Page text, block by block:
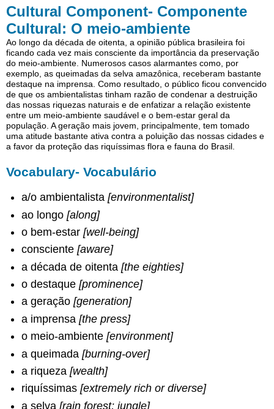
Component-
Componente
Cultural:
O
meio-
ambiente
Vocabulary-
Vocabulário
Cultural Component- Componente
Cultural: O meio-ambiente
Ao longo da década de oitenta, a opinião pública brasileira foi
ficando cada vez mais consciente da importância da preservação
do meio-ambiente. Numerosos casos alarmantes como, por
exemplo, as queimadas da selva amazônica, receberam bastante
destaque na imprensa. Como resultado, o público ficou convencido
de que os ambientalistas tinham razão de condenar a destruição
das nossas riquezas naturais e de enfatizar a relação existente
entre um meio-ambiente saudável e o bem-estar geral da
população. A geração mais jovem, principalmente, tem tomado
uma atitude bastante ativa contra a poluição das nossas cidades e
a favor da proteção das riquíssimas flora e fauna do Brasil.
Vocabulary- Vocabulário
a/o ambientalista[environmentalist]
ao longo[along]
o bem-estar[well-being]
consciente[aware]
a década de oitenta[the eighties]
o destaque[prominence]
a geração[generation]
a imprensa[the press]
o meio-ambiente[environment]
a queimada[burning-over]
a riqueza[wealth]
riquíssimas[extremely rich or diverse]
a selva[rain forest; jungle]